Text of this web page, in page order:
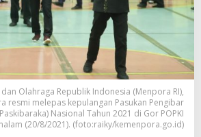
a
s
K
u
l
a
n
g
Olahraga Republik Indonesia (Menpora RI),
resmi melepas kepulangan Pasukan Pengibar
Nasional Tahun 2021 di Gor POPKI
(20/8/2021). (foto:raiky/kemenpora.go.id)